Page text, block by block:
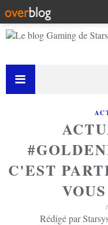
C'EST
Rédigé par